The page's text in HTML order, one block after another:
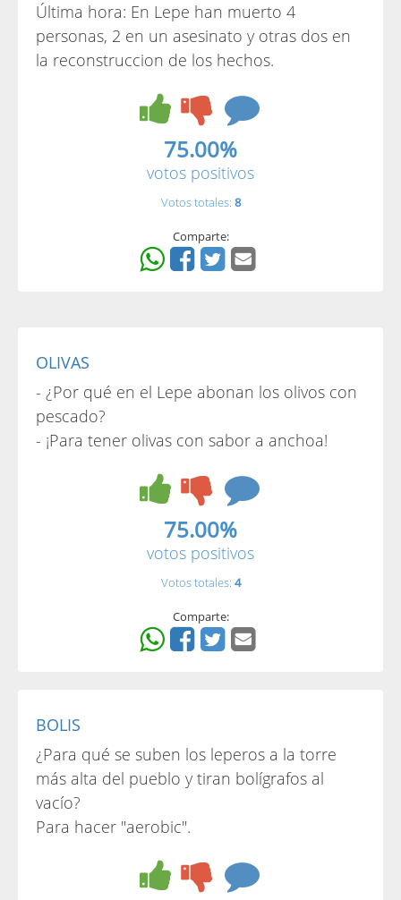
Última hora: En Lepe han muerto 4
personas, 2 en un asesinato y otras dos en
la reconstruccion de los hechos.
75.00%
votos positivos
Votos totales: 8
Comparte:
OLIVAS
- ¿Por qué en el Lepe abonan los olivos con
pescado?
- ¡Para tener olivas con sabor a anchoa!
75.00%
votos positivos
Votos totales: 4
Comparte:
BOLIS
¿Para qué se suben los leperos a la torre
más alta del pueblo y tiran bolígrafos al
vacío?
Para hacer "aerobic".